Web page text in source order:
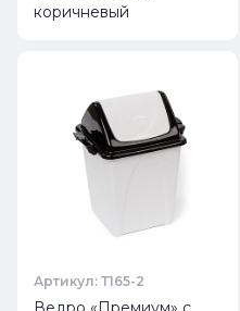
коричневый
Артикул: Т165-2